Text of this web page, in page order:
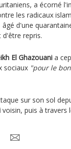
a écorné
les radicaux
d'une
d'être repris.
El Ghazouani a
sociaux "pour le
sur son sol
voisin, puis à travers